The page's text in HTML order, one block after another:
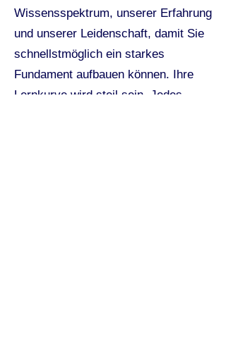
Wissensspektrum, unserer Erfahrung
und unserer Leidenschaft, damit Sie
schnellstmöglich ein starkes
Fundament aufbauen können. Ihre
Lernkurve wird steil sein. Jedes